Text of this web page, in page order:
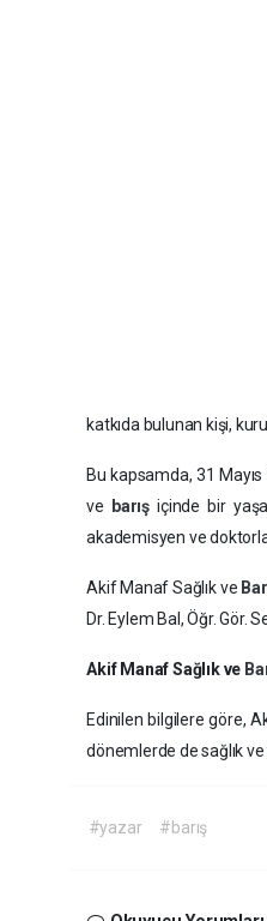
katkıda bulunan kişi,
Bu kapsamda, 31
ve barışiçinde bir
akademisyen ve
Akif Manaf Sağlık ve
Dr. Eylem Bal, Öğr. Gör.
Akif Manaf Sağlık ve
Edinilen bilgilere göre,
dönemlerde de sağlık ve
#yazar #barış